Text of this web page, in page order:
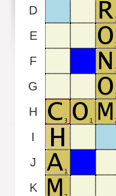
D
E
F
G
H
I
J
K